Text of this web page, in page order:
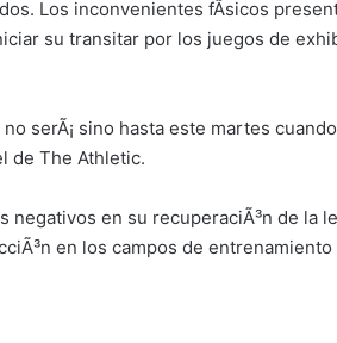
Los inconvenientes fÃ­sicos
su transitar por los juegos de
serÃ¡ sino hasta este martes
de The Athletic.
en su recuperaciÃ³n de la
en los campos de